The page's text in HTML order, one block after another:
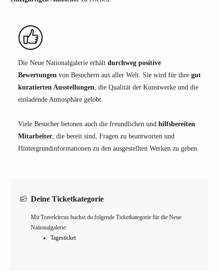
Die Neue Nationalgalerie erhält durchweg positive
Bewertungen von Besuchern aus aller Welt. Sie wird für ihre gut
kuratierten Ausstellungen, die Qualität der Kunstwerke und die
einladende Atmosphäre gelobt.
Viele Besucher betonen auch die freundlichen und hilfsbereiten
Mitarbeiter, die bereit sind, Fragen zu beantworten und
Hintergrundinformationen zu den ausgestellten Werken zu geben.
Deine Ticketkategorie
Mit Travelcircus buchst du folgende Ticketkategorie für die Neue
Nationalgalerie:
Tagesticket